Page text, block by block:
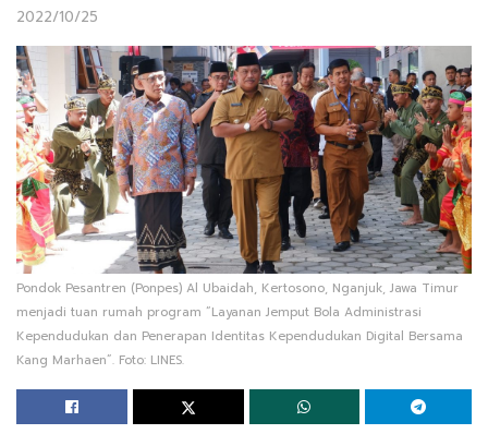
2022/10/25
Pondok Pesantren (Ponpes) Al Ubaidah, Kertosono, Nganjuk, Jawa Timur
menjadi tuan rumah program “Layanan Jemput Bola Administrasi
Kependudukan dan Penerapan Identitas Kependudukan Digital Bersama
Kang Marhaen”. Foto: LINES.